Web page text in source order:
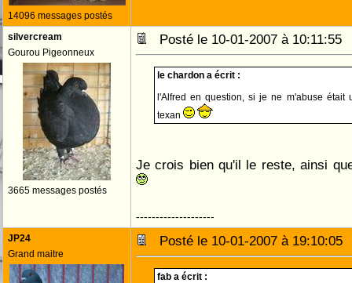
14096 messages postés
silvercream
Gourou Pigeonneux
3665 messages postés
Posté le 10-01-2007 à
le chardon a écrit :
l'Alfred en question, si je ne m'abuse était
texan
Je crois bien qu'il le reste, ainsi
--------------------
JP24
Grand maitre
Posté le 10-01-2007 à
fab a écrit :